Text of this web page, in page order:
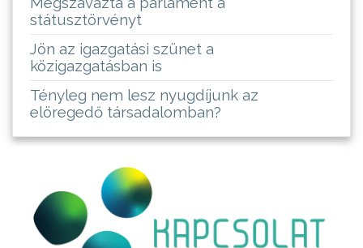
státusztörvényt
Jön az igazgatási szünet a
közigazgatásban is
Tényleg nem lesz nyugdíjunk az
elöregedő társadalomban?